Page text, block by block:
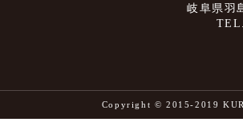
岐阜県羽
Copyright © 2015-2019